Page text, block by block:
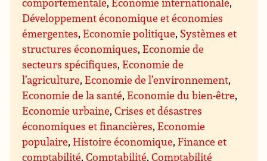
Développement économique et économies
émergentes,Economie politique, Systèmes et
structures économiques,Economie de
secteurs spécifiques,Economie de
l’agriculture,Economie de l’environnement,
Economie de la santé,Economie du bien-être,
Economie urbaine,Crises et désastres
économiques et financières,Economie
populaire,Histoire économique,Finance et
comptabilité,Comptabilité,Comptabilité